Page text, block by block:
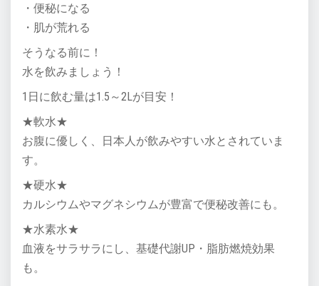
・便秘になる
・肌が荒れる
そうなる前に！
水を飲みましょう！
1日に飲む量は1.5～2Lが目安！
★軟水★
お腹に優しく、日本人が飲みやすい水とされていま
す。
★硬水★
カルシウムやマグネシウムが豊富で便秘改善にも。
★水素水★
血液をサラサラにし、基礎代謝UP・脂肪燃焼効果
も。